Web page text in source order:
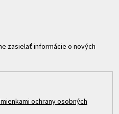
zasielať informácie o nových
ochrany osobných